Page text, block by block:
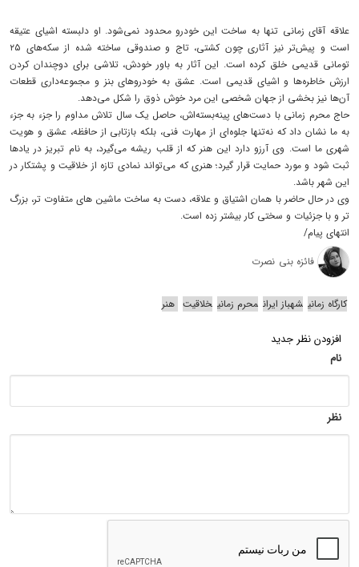
علاقه آقای زمانی تنها به ساخت این خودرو محدود نمی‌شود. او دلبسته اشیای عتیقه
است و پیش‌تر نیز آثاری چون کشتی، تاج و صندوقی ساخته شده از سکه‌های ۲۵
تومانی قدیمی خلق کرده است. این آثار به باور خودش، تلاشی برای دوچندان کردن
ارزش خاطره‌ها و اشیای قدیمی است. عشق به خودروهای بنز و مجموعه‌داری قطعات
آن‌ها نیز بخشی از جهان شخصی این مرد خوش ذوق را شکل می‌دهد.
حاج محرم زمانی با دست‌های پینه‌بسته‌اش، حاصل یک سال تلاش مداوم را جزء به جزء
به ما نشان داد که نه‌تنها جلوه‌ای از مهارت فنی، بلکه بازتابی از حافظه، عشق و هویت
شهری ما است. وی آرزو دارد این هنر که از قلب ریشه می‌گیرد، به نام تبریز در یادها
ثبت شود و مورد حمایت قرار گیرد؛ هنری که می‌تواند نمادی تازه از خلاقیت و پشتکار در
این شهر باشد.
وی در حال حاضر با همان اشتیاق و علاقه، دست به ساخت ماشین های متفاوت تر، بزرگ
تر و با جزئیات و سختی کار بیشتر زده است.
انتهای پیام/
فائزه بنی نصرت
کارگاه زمانی شهباز ایران محرم زمانی خلاقیت هنر
افزودن نظر جدید
نام
نظر